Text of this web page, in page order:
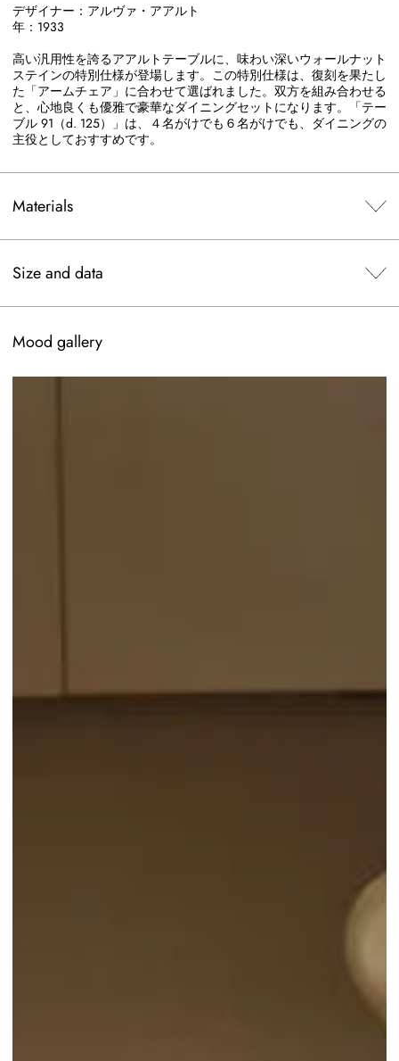
デザイナー：アルヴァ・アアルト
年：1933
高い汎用性を誇るアアルトテーブルに、味わい深いウォールナット
ステインの特別仕様が登場します。この特別仕様は、復刻を果たし
た「アームチェア」に合わせて選ばれました。双方を組み合わせる
と、心地良くも優雅で豪華なダイニングセットになります。「テー
ブル 91（d. 125）」は、４名がけでも６名がけでも、ダイニングの
主役としておすすめです。
Materials
Size and data
Mood gallery